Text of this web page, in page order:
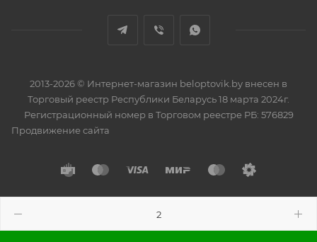
2013-2026 © Интернет-магазин beloptovik.by внесен в
Торговый реестр Республики Беларусь 18 марта 2024г.
Регистрационный номер в Торговом реестре РБ: 576829
Продвижение сайта
Разработано в